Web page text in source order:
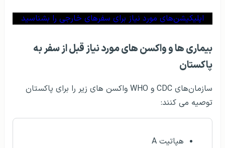
اپلیکیشن‌های مورد نیاز برای سفرهای خارجی را بشناسید
بیماری ها و واکسن های مورد نیاز قبل از سفر به
پاکستان
سازمان‌های CDC و WHO واکسن های زیر را برای پاکستان
توصیه می کنند:
هپاتیت A